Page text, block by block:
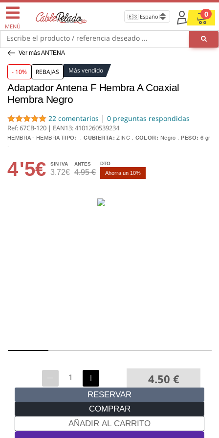
MENÚ
0
Escribe el producto / referencia deseado ...
Ver más ANTENA
- 10% REBAJAS Más vendido
Adaptador Antena F Hembra A Coaxial
Hembra Negro
22 comentarios | 0 preguntas respondidas
Ref: 67CB-120 | EAN13:4101260539234
HEMBRA - HEMBRA TIPO: CUBIERTA: ZINC COLOR: Negro PESO: 6 gr
4'5€ SIN IVA
3.72€
ANTES
4.95 €
DTO
Ahorra un 10%
4.50 €
RESERVAR
COMPRAR
AÑADIR AL CARRITO